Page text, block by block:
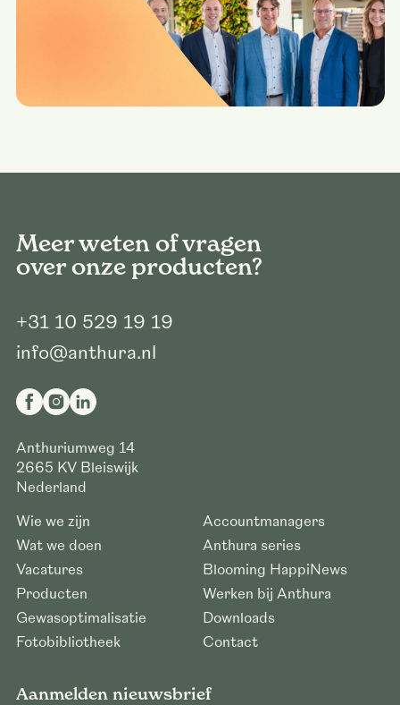
Meer weten of vragen
over onze producten?
+31 10 529 19 19
info@anthura.nl
Anthuriumweg 14
2665 KV Bleiswijk
Nederland
Wie we zijn
Wat we doen
Vacatures
Producten
Gewasoptimalisatie
Fotobibliotheek
Accountmanagers
Anthura series
Blooming HappiNews
Werken bij Anthura
Downloads
Contact
Aanmelden nieuwsbrief